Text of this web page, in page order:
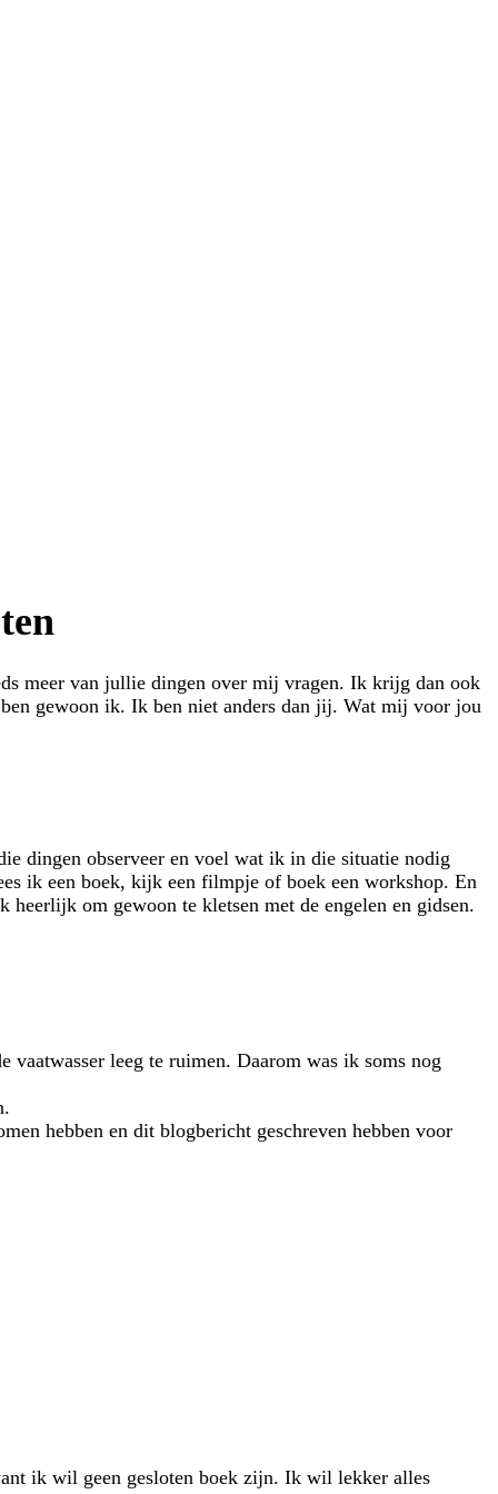
meer van jullie dingen over mij vragen. Ik krijg dan ook
gewoon ik. Ik ben niet anders dan jij. Wat mij voor jou
dingen observeer en voel wat ik in die situatie nodig
ik een boek, kijk een filmpje of boek een workshop. En
om gewoon te kletsen met de engelen en gidsen.
leeg te ruimen. Daarom was ik soms nog
hebben en dit blogbericht geschreven hebben voor
ik wil geen gesloten boek zijn. Ik wil lekker alles